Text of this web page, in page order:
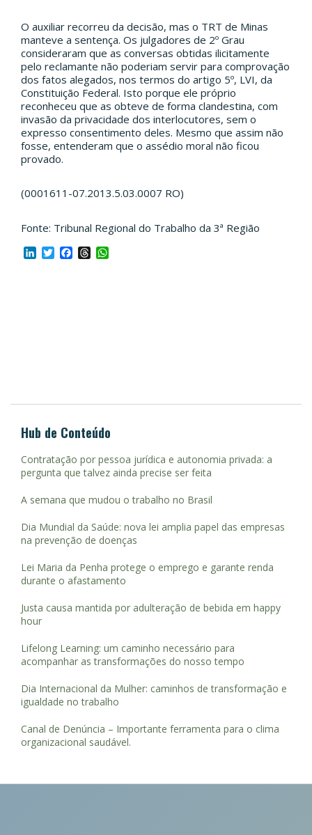
O auxiliar recorreu da decisão, mas o TRT de Minas
manteve a sentença. Os julgadores de 2º Grau
consideraram que as conversas obtidas ilicitamente
pelo reclamante não poderiam servir para comprovação
dos fatos alegados, nos termos do artigo 5º, LVI, da
Constituição Federal. Isto porque ele próprio
reconheceu que as obteve de forma clandestina, com
invasão da privacidade dos interlocutores, sem o
expresso consentimento deles. Mesmo que assim não
fosse, entenderam que o assédio moral não ficou
provado.
(0001611-07.2013.5.03.0007 RO)
Fonte: Tribunal Regional do Trabalho da 3ª Região
LinkedIn
TwitterFacebook
Threads
Hub de Conteúdo
Contratação por pessoa jurídica e autonomia privada: a
pergunta que talvez ainda precise ser feita
A semana que mudou o trabalho no Brasil
Dia Mundial da Saúde: nova lei amplia papel das empresas
na prevenção de doenças
Lei Maria da Penha protege o emprego e garante renda
durante o afastamento
Justa causa mantida por adulteração de bebida em happy
hour
Lifelong Learning: um caminho necessário para
acompanhar as transformações do nosso tempo
Dia Internacional da Mulher: caminhos de transformação e
igualdade no trabalho
Canal de Denúncia – Importante ferramenta para o clima
organizacional saudável.